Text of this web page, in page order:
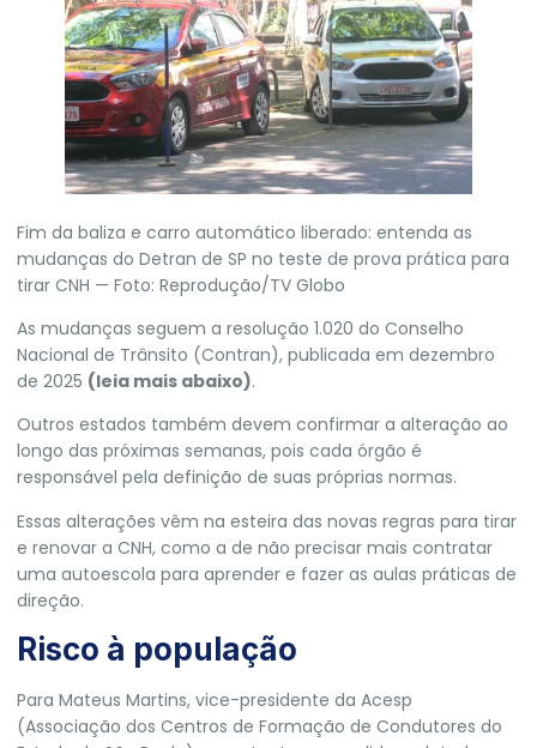
Fim da baliza e carro automático liberado: entenda as
mudanças do Detran de SP no teste de prova prática para
tirar CNH — Foto: Reprodução/TV Globo
As mudanças seguem a resolução 1.020 do Conselho
Nacional de Trânsito (Contran), publicada em dezembro
de 2025 (leia mais abaixo).
Outros estados também devem confirmar a alteração ao
longo das próximas semanas, pois cada órgão é
responsável pela definição de suas próprias normas.
Essas alterações vêm na esteira das novas regras para tirar
e renovar a CNH, como a de não precisar mais contratar
uma autoescola para aprender e fazer as aulas práticas de
direção.
Risco à população
Para Mateus Martins, vice-presidente da Acesp
(Associação dos Centros de Formação de Condutores do